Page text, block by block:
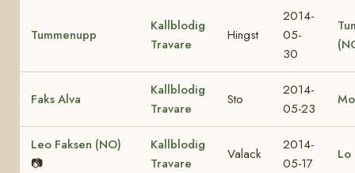
Tummenupp
Kallblodig
Travare
Hingst
2014-
05-
30
Faks Alva
Kallblodig
Travare
Sto
2014-
05-23
Leo Faksen (NO)
📷
Kallblodig
Travare
Valack
2014-
05-17
Lo